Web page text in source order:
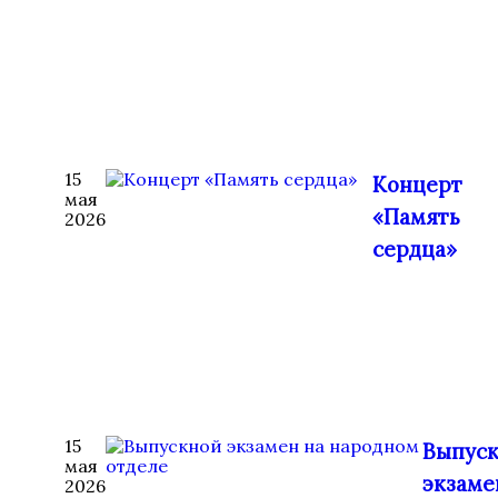
15
мая
2026
Концерт
«Память
сердца»
15
мая
2026